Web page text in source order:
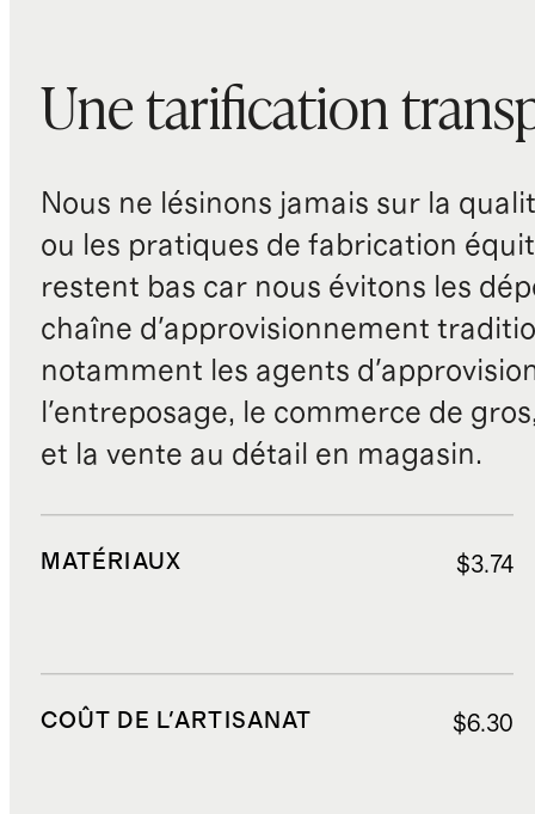
Une tarification
Nous ne lésinons jamais sur la
ou les pratiques de fabrication
restent bas car nous évitons les
chaîne d'approvisionnement
notamment les agents
l'entreposage, le commerce de
et la vente au détail en magasin.
MATÉRIAUX $3.74
COÛT DE L'ARTISANAT $6.30